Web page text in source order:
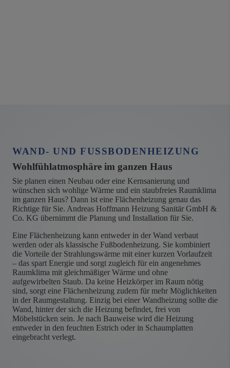
WAND- UND FUSSBODENHEIZUNG
Wohlfühlatmosphäre im ganzen Haus
Sie planen einen Neubau oder eine Kernsanierung und
wünschen sich wohlige Wärme und ein staubfreies Raumklima
im ganzen Haus? Dann ist eine Flächenheizung genau das
Richtige für Sie. Andreas Hoffmann Heizung Sanitär GmbH &
Co. KG übernimmt die Planung und Installation für Sie.
Eine Flächenheizung kann entweder in der Wand verbaut
werden oder als klassische Fußbodenheizung. Sie kombiniert
die Vorteile der Strahlungswärme mit einer kurzen Vorlaufzeit
– das spart Energie und sorgt zugleich für ein angenehmes
Raumklima mit gleichmäßiger Wärme und ohne
aufgewirbelten Staub. Da keine Heizkörper im Raum nötig
sind, sorgt eine Flächenheizung zudem für mehr Möglichkeiten
in der Raumgestaltung. Einzig bei einer Wandheizung sollte die
Wand, hinter der sich die Heizung befindet, frei von
Möbelstücken sein. Je nach Bauweise wird die Heizung
entweder in den feuchten Estrich oder in Schaumplatten
eingebracht verlegt.